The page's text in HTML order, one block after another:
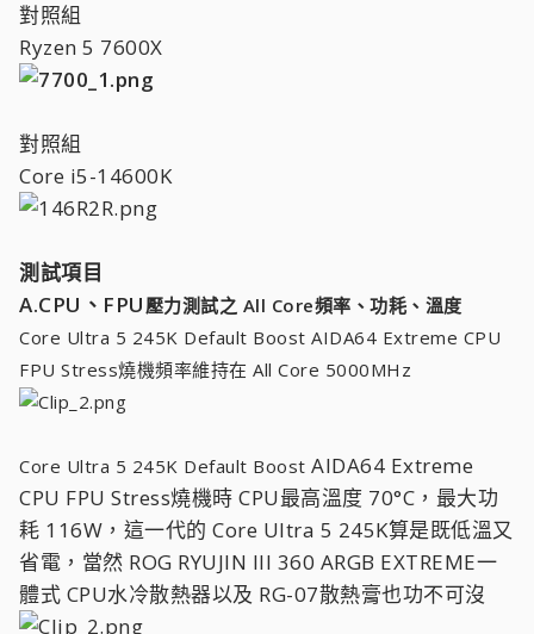
對照組
Ryzen 5 7600X
對照組
Core i5-14600K
測試項目
A.CPU、FPU壓力測試之 All Core頻率、功耗、溫度
Core Ultra 5 245K Default Boost AIDA64 Extreme CPU
FPU Stress燒機頻率維持在 All Core 5000MHz
Core Ultra 5 245K Default Boost AIDA64 Extreme
CPU FPU Stress燒機時 CPU最高溫度 70°C，最大功
耗 116W，這一代的 Core Ultra 5 245K算是既低溫又
省電，當然 ROG RYUJIN III 360 ARGB EXTREME一
體式 CPU水冷散熱器以及 RG-07散熱膏也功不可沒